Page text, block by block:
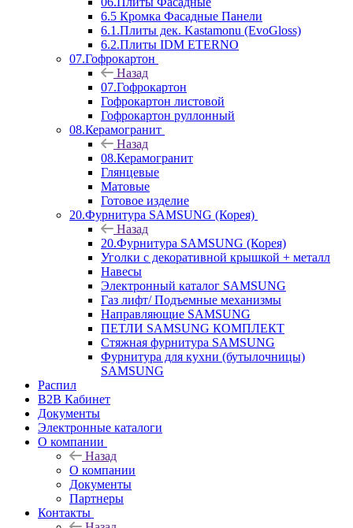
6.5 Кромка Фасадные Панели
6.1.Плиты дек. Kastamonu (EvoGloss)
6.2.Плиты IDM ETERNO
07.Гофрокартон
Назад
07.Гофрокартон
Гофрокартон листовой
Гофрокартон руллонный
08.Керамогранит
Назад
08.Керамогранит
Глянцевые
Матовые
Готовое изделие
20.Фурнитура SAMSUNG (Корея)
Назад
20.Фурнитура SAMSUNG (Корея)
Уголки с декоративной крышкой + металл
Навесы
Электронный каталог SAMSUNG
Газ лифт/ Подъемные механизмы
Направляющие SAMSUNG
ПЕТЛИ SAMSUNG КОМПЛЕКТ
Стяжная фурнитура SAMSUNG
Фурнитура для кухни (бутылочницы)
SAMSUNG
Распил
B2B Кабинет
Документы
Электронные каталоги
О компании
Назад
О компании
Документы
Партнеры
Контакты